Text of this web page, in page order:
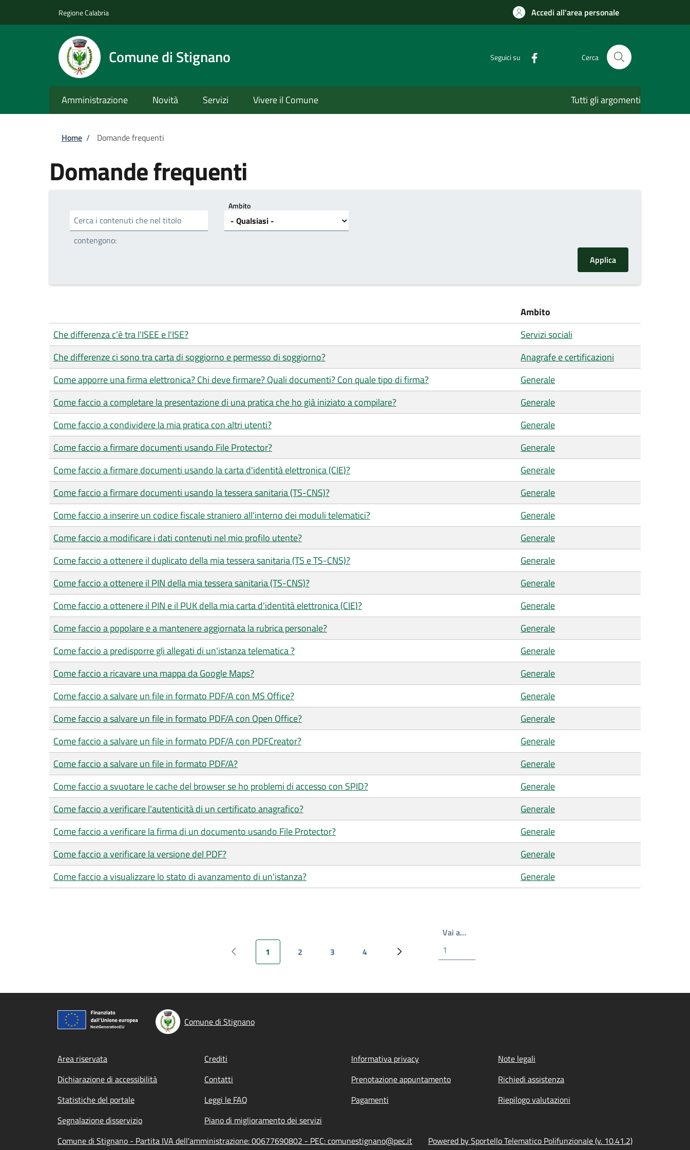
Regione Calabria Accedi all'area personale
Comune di Stignano Seguici su Cerca
Amministrazione Novità Servizi Vivere il Comune Tutti gli argomenti
Briciole di pane
Home / Domande frequenti
Domande frequenti
Cerca i contenuti che nel titolo
contengono:
Ambito
Ambito
Che differenza c'è tra l'ISEE e l'ISE?
Servizi sociali
Che differenze ci sono tra carta di soggiorno e permesso di soggiorno?
Anagrafe e certificazioni
Come apporre una firma elettronica? Chi deve firmare? Quali documenti? Con quale tipo di firma?
Generale
Come faccio a completare la presentazione di una pratica che ho già iniziato a compilare?
Generale
Come faccio a condividere la mia pratica con altri utenti?
Generale
Come faccio a firmare documenti usando File Protector?
Generale
Come faccio a firmare documenti usando la carta d'identità elettronica (CIE)?
Generale
Come faccio a firmare documenti usando la tessera sanitaria (TS-CNS)?
Generale
Come faccio a inserire un codice fiscale straniero all'interno dei moduli telematici?
Generale
Come faccio a modificare i dati contenuti nel mio profilo utente?
Generale
Come faccio a ottenere il duplicato della mia tessera sanitaria (TS e TS-CNS)?
Generale
Come faccio a ottenere il PIN della mia tessera sanitaria (TS-CNS)?
Generale
Come faccio a ottenere il PIN e il PUK della mia carta d'identità elettronica (CIE)?
Generale
Come faccio a popolare e a mantenere aggiornata la rubrica personale?
Generale
Come faccio a predisporre gli allegati di un'istanza telematica ?
Generale
Come faccio a ricavare una mappa da Google Maps?
Generale
Come faccio a salvare un file in formato PDF/A con MS Office?
Generale
Come faccio a salvare un file in formato PDF/A con Open Office?
Generale
Come faccio a salvare un file in formato PDF/A con PDFCreator?
Generale
Come faccio a salvare un file in formato PDF/A?
Generale
Come faccio a svuotare le cache del browser se ho problemi di accesso con SPID?
Generale
Come faccio a verificare l'autenticità di un certificato anagrafico?
Generale
Come faccio a verificare la firma di un documento usando File Protector?
Generale
Come faccio a verificare la versione del PDF?
Generale
Come faccio a visualizzare lo stato di avanzamento di un'istanza?
Generale
Pagina precedente
Pagina attuale
1
Pagina
2
Pagina
3
Pagina
4
Pagina successiva
Vai a…Scrivi il numero della pagina a cui andare
Comune di Stignano
Footer menu
Area riservata Crediti Informativa privacy
Note legali
Dichiarazione di accessibilità
Contatti Prenotazione appuntamento
Richiedi assistenza
Statistiche del portale
Leggi le FAQ Pagamenti
Riepilogo valutazioni
Segnalazione disservizio
Piano di miglioramento dei servizi
Comune di Stignano - Partita IVA dell'amministrazione: 00677690802 - PEC: comunestignano@pec.it
Powered by Sportello Telematico Polifunzionale (v. 10.41.2)